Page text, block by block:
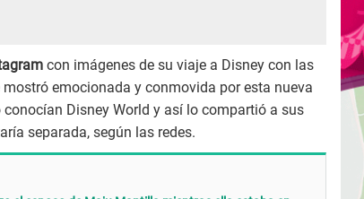
con imágenes de su viaje a Disney con las
emocionada y conmovida por esta nueva
Disney World y así lo compartió a sus
separada, según las redes.